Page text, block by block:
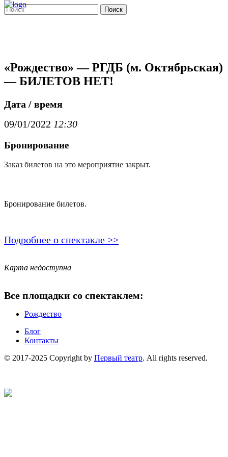
Поиск
«Рождество» — РГДБ (м. Октябрьская)
— БИЛЕТОВ НЕТ!
Дата / время
09/01/2022 12:30
Бронирование
Заказ билетов на это мероприятие закрыт.
Бронирование билетов.
Подробнее о спектакле >>
Карта недоступна
Все площадки со спектаклем:
Рождество
Блог
Контакты
© 2017-2025 Copyright by Первый театр. All rights reserved.